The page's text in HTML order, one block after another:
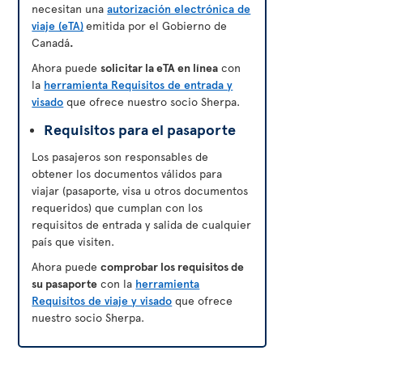
necesitan unaautorización electrónica de
viaje (eTA)emitida por el Gobierno de
Canadá.
Ahora puedesolicitar la eTA en línea con
la herramienta Requisitos de entrada y
visado que ofrece nuestro socio Sherpa.
Requisitos para el pasaporte
Los pasajeros son responsables de
obtener los documentos válidos para
viajar (pasaporte, visa u otros documentos
requeridos) que cumplan con los
requisitos de entrada y salida de cualquier
país que visiten.
Ahora puedecomprobar los requisitos de
su pasaporte con la herramienta
Requisitos de viaje y visado que ofrece
nuestro socio Sherpa.